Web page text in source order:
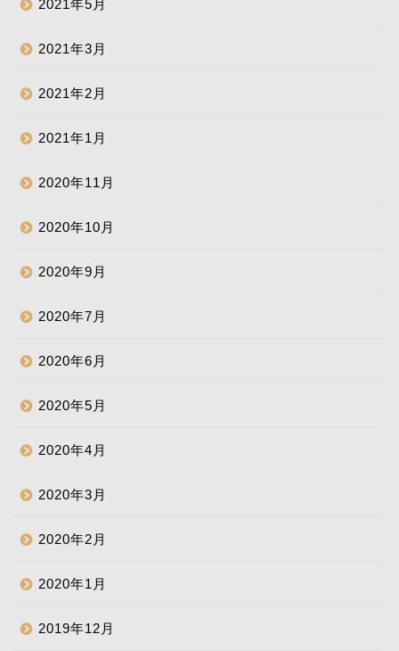
2021年5月
2021年3月
2021年2月
2021年1月
2020年11月
2020年10月
2020年9月
2020年7月
2020年6月
2020年5月
2020年4月
2020年3月
2020年2月
2020年1月
2019年12月